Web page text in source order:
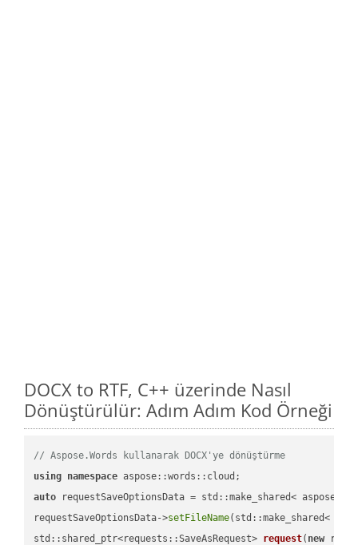
DOCX to RTF, C++ üzerinde Nasıl
Dönüştürülür: Adım Adım Kod Örneği
// Aspose.Words kullanarak DOCX'ye dönüştürme
using namespace
auto requestSaveOptionsData = std::make_shared<
requestSaveOptionsData->setFileName(std::make_shared<
std::shared_ptr<requests::SaveAsRequest> request( new